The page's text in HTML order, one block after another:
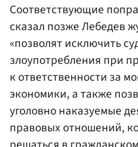
Соответствующие
сказал позже Лебедев
«позволят исключить
злоупотребления при
к ответственности за
экономики, а также
уголовно наказуемые
правовых отношений,